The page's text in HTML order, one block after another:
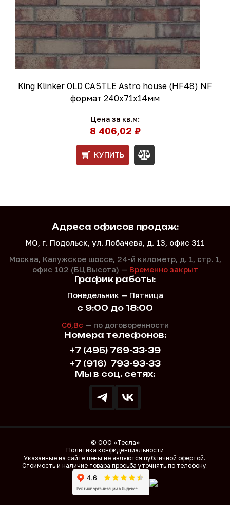
King Klinker OLD CASTLE Astro house (HF48) NF
формат 240x71x14мм
Цена за кв.м:
8 406,02 ₽
КУПИТЬ
Адреса офисов продаж:
МО, г. Подольск, ул. Лобачева, д. 13, офис 311
Москва, Калужское шоссе, 24-й километр, д. 1,
стр. 1,
офис 102 (БЦ Высота) — Временно закрыт
Номера телефонов:
+7 (495) 769-33-39
+7 (916) 793-93-33
График работы:
Понедельник — Пятница
с 9:00 до 18:00
Сб,Вс — по договоренности
Мы в соц. сетях:
© ООО «Тесла»
Политика конфиденциальности
Указанные на сайте цены не являются публичной офертой.
Стоимость и наличие товара просьба уточнять по телефону.